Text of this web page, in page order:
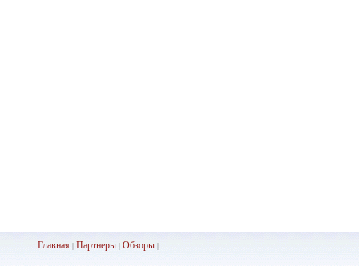
Главная| Партнеры| Обзоры|